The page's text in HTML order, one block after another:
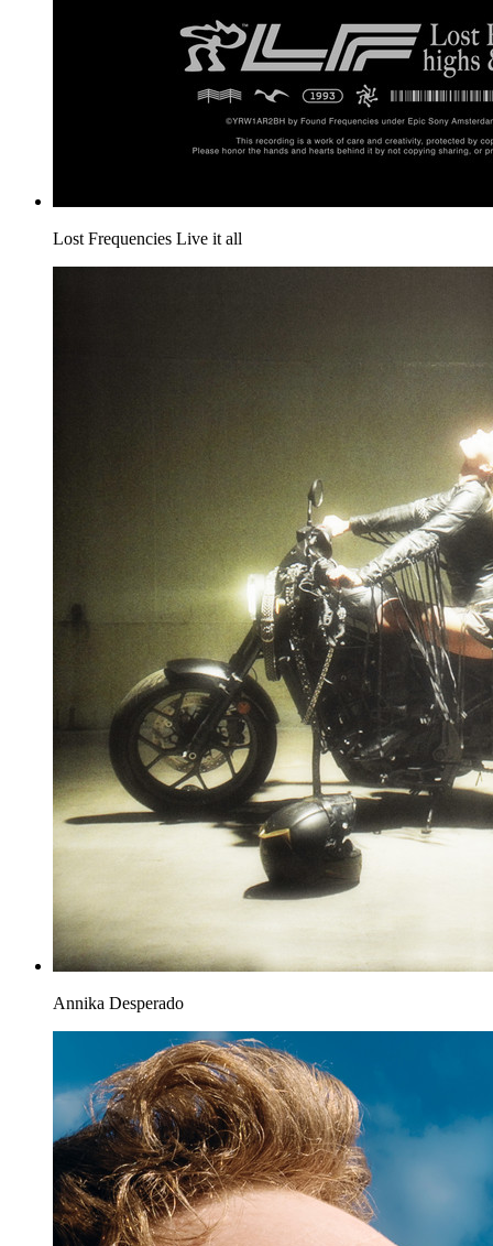
Lost Frequencies Live it all
Annika Desperado